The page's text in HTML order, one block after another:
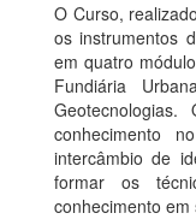
O Curso,
os instrumentos
em quatro
Fundiária
conhecimento
intercâmbio de
formar os
conhecimento em